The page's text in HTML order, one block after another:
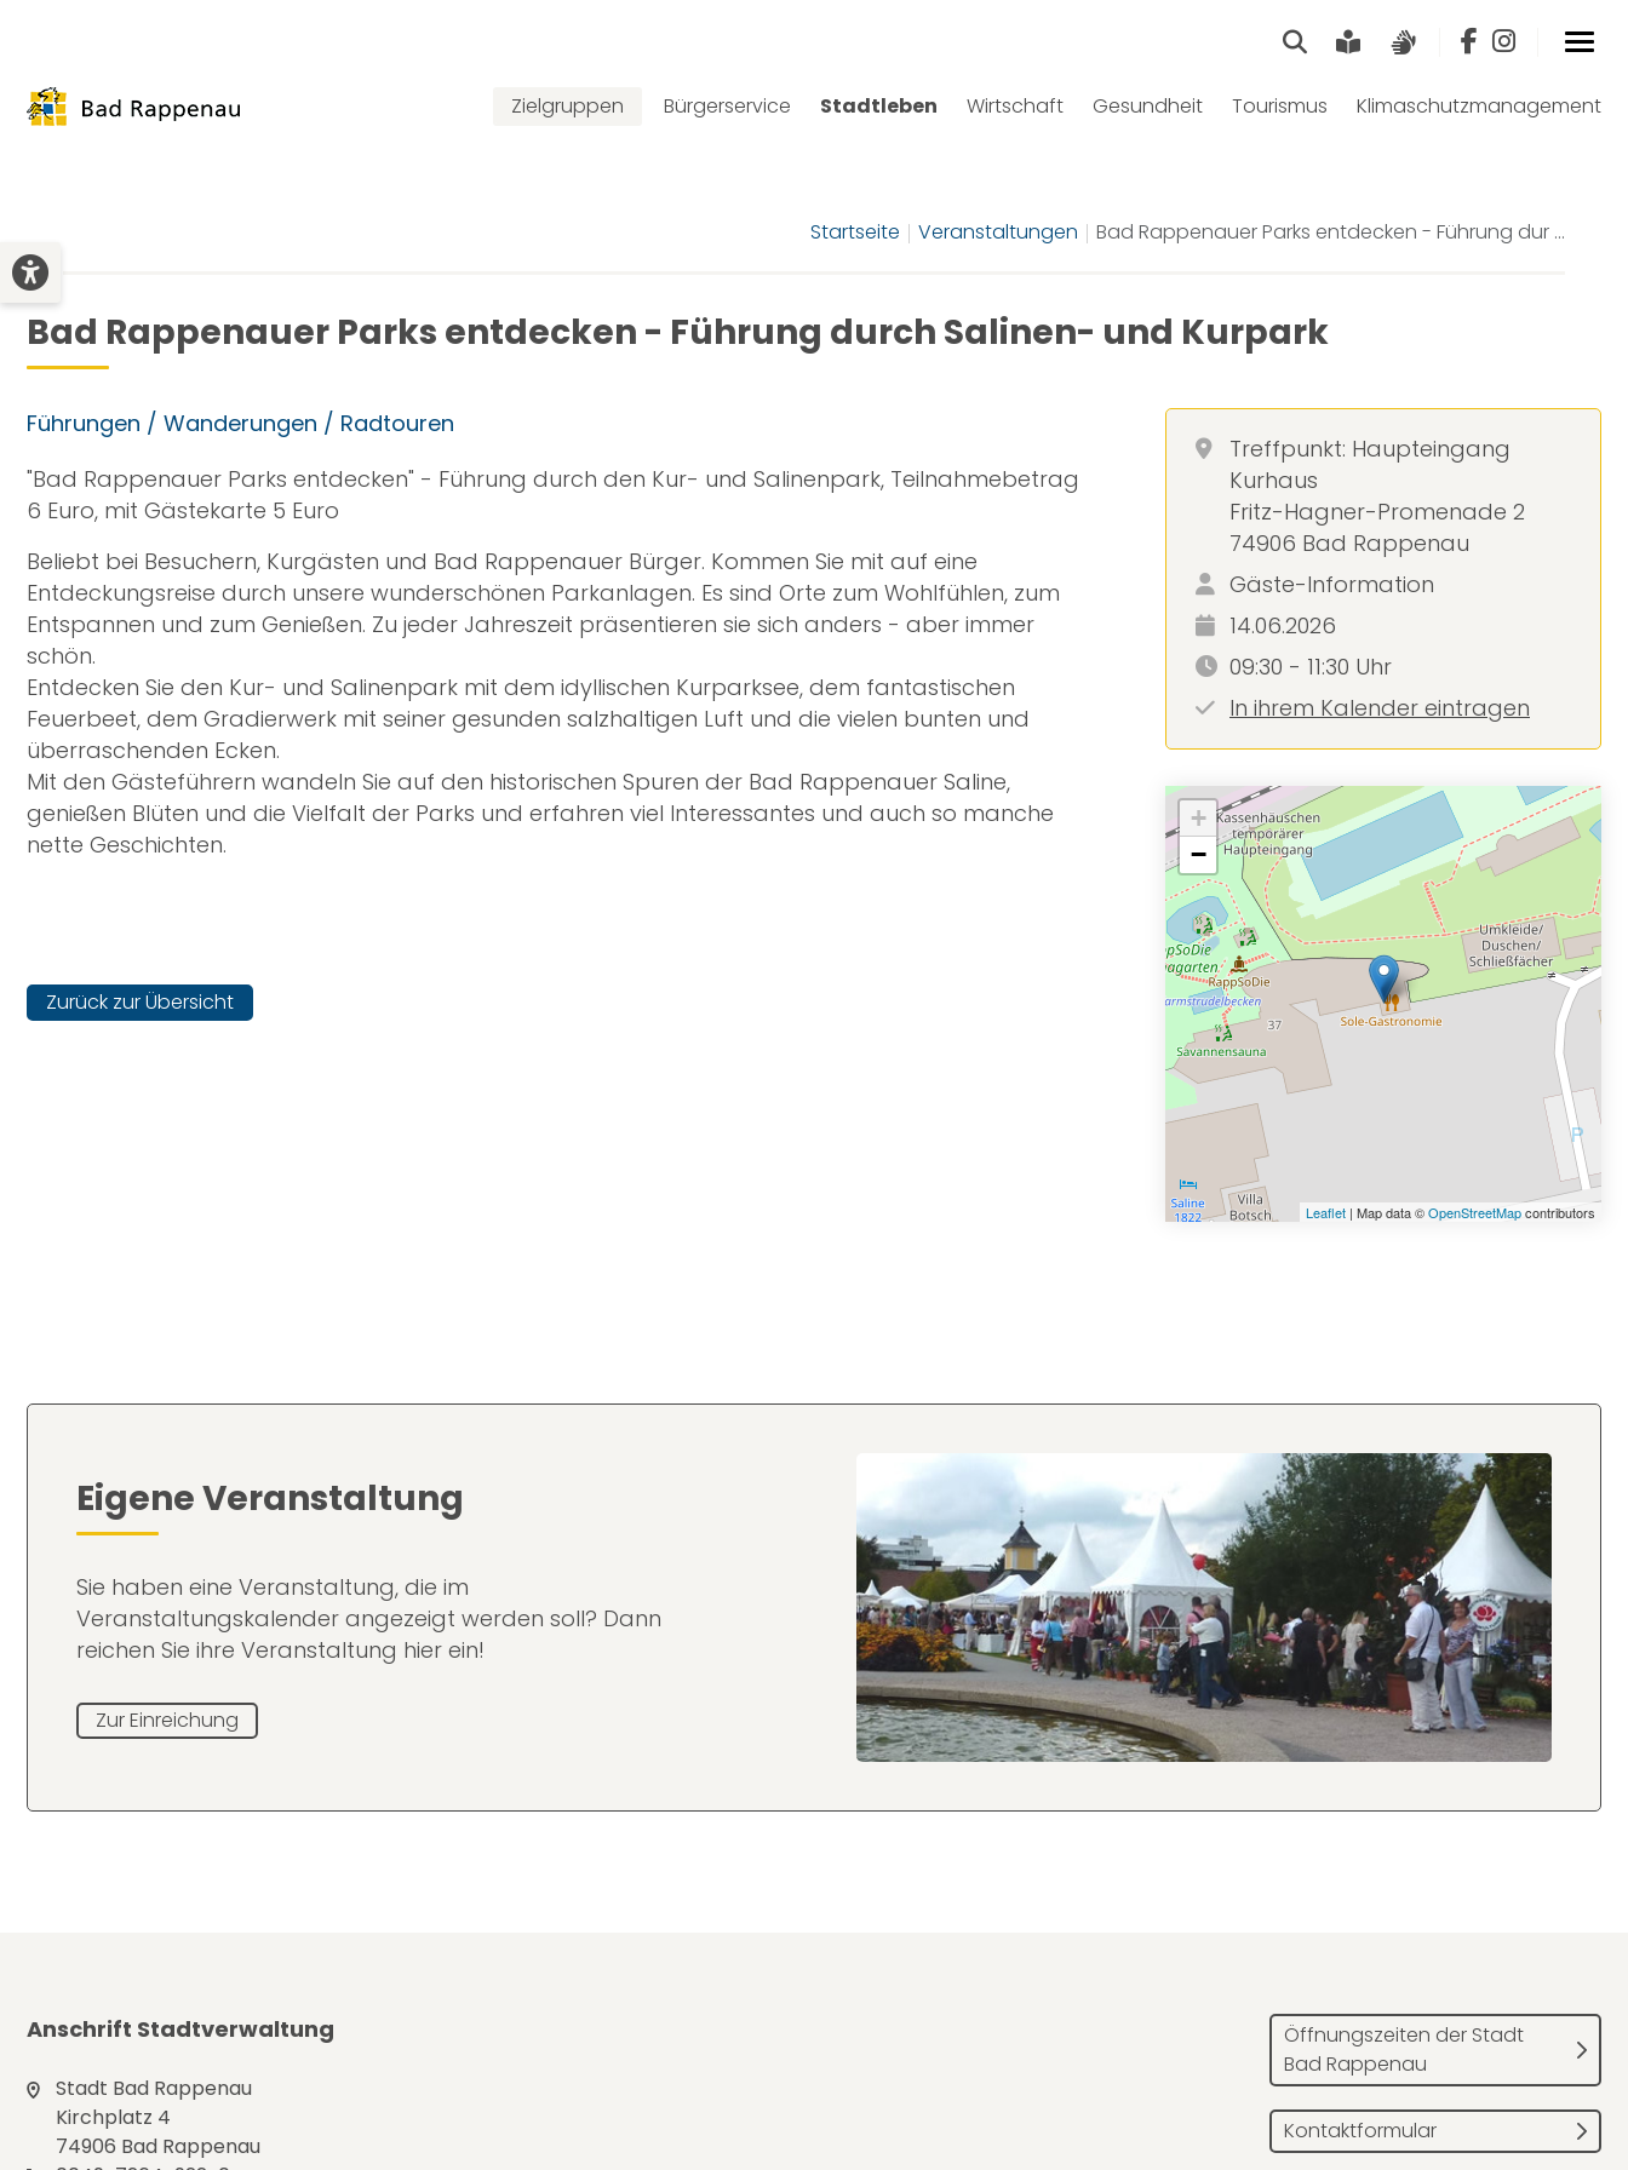
SucheLeichte Sprache
Zielgruppen Bürgerservice Stadtleben Wirtschaft Gesundheit Tourismus Klimaschutzmanagement
Startseite Veranstaltungen Bad Rappenauer Parks entdecken - Führung dur ...
Bad Rappenauer Parks entdecken - Führung durch Salinen- und Kurpark
Führungen / Wanderungen / Radtouren
"Bad Rappenauer Parks entdecken" - Führung durch den Kur- und Salinenpark, Teilnahmebetrag
6 Euro, mit Gästekarte 5 Euro
Beliebt bei Besuchern, Kurgästen und Bad Rappenauer Bürger. Kommen Sie mit auf eine
Entdeckungsreise durch unsere wunderschönen Parkanlagen. Es sind Orte zum Wohlfühlen, zum
Entspannen und zum Genießen. Zu jeder Jahreszeit präsentieren sie sich anders - aber immer
schön.
Entdecken Sie den Kur- und Salinenpark mit dem idyllischen Kurparksee, dem fantastischen
Feuerbeet, dem Gradierwerk mit seiner gesunden salzhaltigen Luft und die vielen bunten und
überraschenden Ecken.
Mit den Gästeführern wandeln Sie auf den historischen Spuren der Bad Rappenauer Saline,
genießen Blüten und die Vielfalt der Parks und erfahren viel Interessantes und auch so manche
nette Geschichten.
Zurück zur Übersicht
Treffpunkt: Haupteingang
Kurhaus
Fritz-Hagner-Promenade 2
74906 Bad Rappenau
Gäste-Information
14.06.2026
09:30 - 11:30 Uhr
In ihrem Kalender eintragen
+
−
Leaflet | Map data ©OpenStreetMapcontributors
Eigene Veranstaltung
Sie haben eine Veranstaltung, die im
Veranstaltungskalender angezeigt werden soll? Dann
reichen Sie ihre Veranstaltung hier ein!
Zur Einreichung
Anschrift Stadtverwaltung
Stadt Bad Rappenau
Kirchplatz 4
74906 Bad Rappenau
Öffnungszeiten der Stadt
Bad Rappenau
Kontaktformular